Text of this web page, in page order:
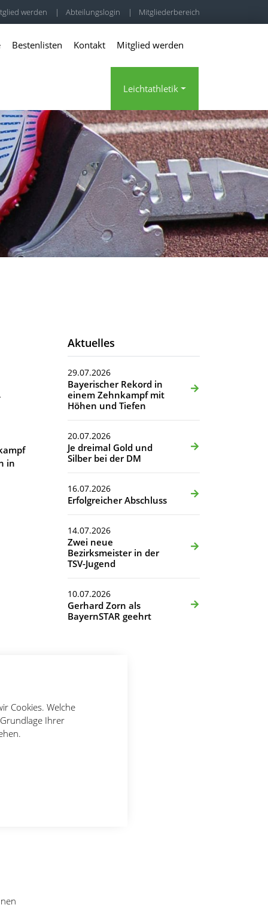
Cookies. Welche
Ihrer
werden | Abteilungslogin | Mitgliederbereich
Bestenlisten Kontakt Mitglied werden
Leichtathletik
in
Aktuelles
29.07.2026
Bayerischer Rekord in
einem Zehnkampf mit
Höhen und Tiefen
20.07.2026
Je dreimal Gold und
Silber bei der DM
16.07.2026
Erfolgreicher Abschluss
14.07.2026
Zwei neue
Bezirksmeister in der
TSV-Jugend
10.07.2026
Gerhard Zorn als
BayernSTAR geehrt